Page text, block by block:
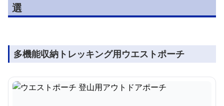
選
多機能収納トレッキング用ウエストポーチ